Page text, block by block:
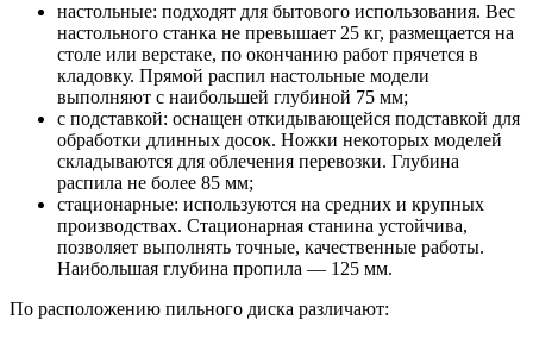
настольные: подходят для бытового использования. Вес
настольного станка не превышает 25 кг, размещается на
столе или верстаке, по окончанию работ прячется в
кладовку. Прямой распил настольные модели
выполняют с наибольшей глубиной 75 мм;
с подставкой: оснащен откидывающейся подставкой для
обработки длинных досок. Ножки некоторых моделей
складываются для облечения перевозки. Глубина
распила не более 85 мм;
стационарные: используются на средних и крупных
производствах. Стационарная станина устойчива,
позволяет выполнять точные, качественные работы.
Наибольшая глубина пропила — 125 мм.
По расположению пильного диска различают: